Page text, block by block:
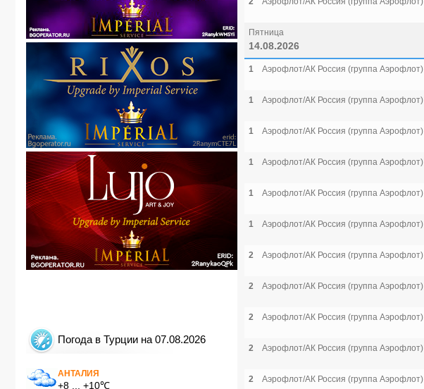
Погода в Турции на 07.08.2026
АНТАЛИЯ
+8 ... +10℃
Пятница
14.08.2026
1 Аэрофлот/АК Россия (группа Аэрофлот)
1 Аэрофлот/АК Россия (группа Аэрофлот)
1 Аэрофлот/АК Россия (группа Аэрофлот)
1 Аэрофлот/АК Россия (группа Аэрофлот)
1 Аэрофлот/АК Россия (группа Аэрофлот)
1 Аэрофлот/АК Россия (группа Аэрофлот)
2 Аэрофлот/АК Россия (группа Аэрофлот)
2 Аэрофлот/АК Россия (группа Аэрофлот)
2 Аэрофлот/АК Россия (группа Аэрофлот)
2 Аэрофлот/АК Россия (группа Аэрофлот)
2 Аэрофлот/АК Россия (группа Аэрофлот)